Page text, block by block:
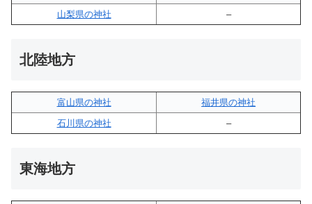
山梨県の神社
–
北陸地方
富山県の神社
福井県の神社
石川県の神社
–
東海地方